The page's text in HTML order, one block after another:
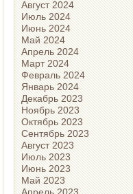
Август 2024
Июль 2024
Июнь 2024
Май 2024
Апрель 2024
Март 2024
Февраль 2024
Январь 2024
Декабрь 2023
Ноябрь 2023
Октябрь 2023
Сентябрь 2023
Август 2023
Июль 2023
Июнь 2023
Май 2023